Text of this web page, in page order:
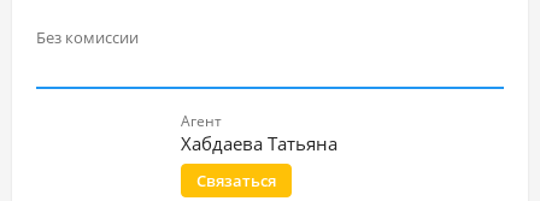
Без комиссии
Агент
Хабдаева Татьяна
Связаться